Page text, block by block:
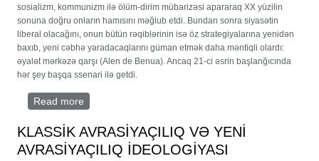
sosializm, kommunizm ilə ölüm-dirim mübarizəsi apararaq XX yüzilin
sonuna doğru onların hamısını məğlub etdi. Bundan sonra siyasətin
liberal olacağını, onun bütün rəqiblərinin isə öz strategiyalarına yenidən
baxıb, yeni cəbhə yaradacaqlarını güman etmək daha məntiqli olardı:
əyalət mərkəzə qarşı (Alen de Benua). Ancaq 21-ci əsrin başlanğıcında
hər şey başqa ssenari ilə getdi.
Read more
KLASSİK AVRASİYAÇILIQ VƏ YENİ
AVRASİYAÇILIQ İDEOLOGİYASI